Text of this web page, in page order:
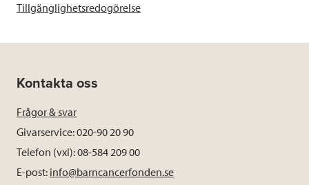
Tillgänglighetsredogörelse
Kontakta oss
Frågor & svar
Givarservice: 020-90 20 90
Telefon (vxl): 08-584 209 00
E-post: info@barncancerfonden.se